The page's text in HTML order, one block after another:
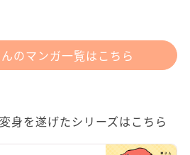
のマンガ一覧はこちら
身を遂げたシリーズはこちら